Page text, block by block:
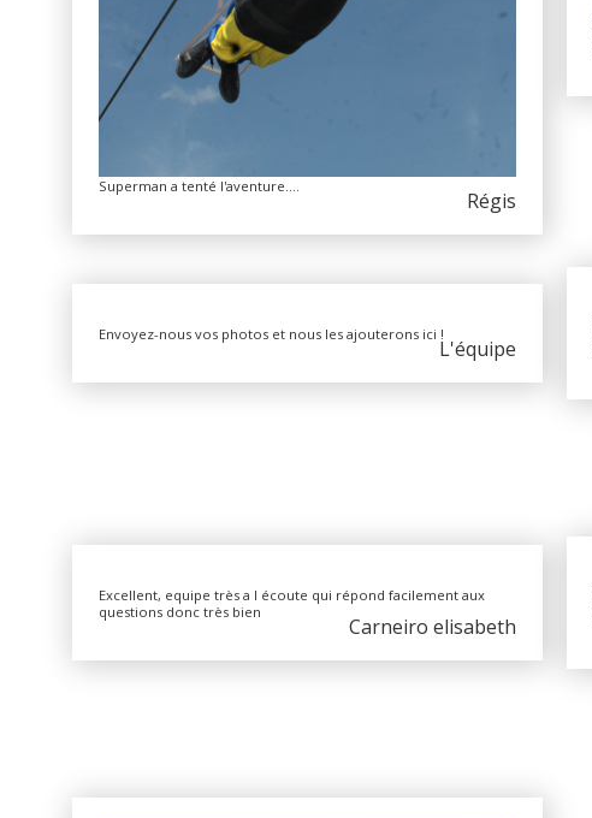
Superman a tenté l'aventure....
Régis
Envoyez-nous vos photos et nous les ajouterons ici !
L'équipe
Excellent, equipe très a l écoute qui répond facilement aux
questions donc très bien
Carneiro elisabeth